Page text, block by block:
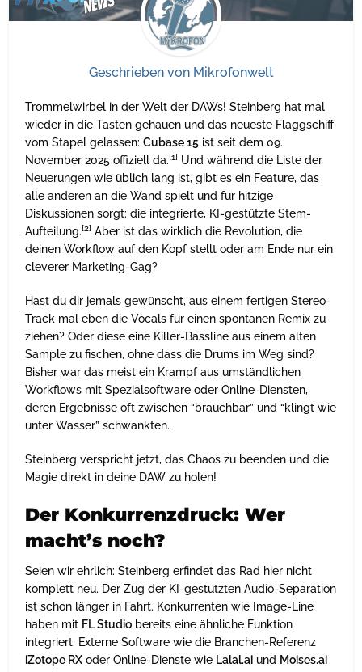
Geschrieben von Mikrofonwelt
Trommelwirbel in der Welt der DAWs! Steinberg hat mal
wieder in die Tasten gehauen und das neueste Flaggschiff
vom Stapel gelassen:Cubase 15 ist seit dem 09.
November 2025 offiziell da.[1] Und während die Liste der
Neuerungen wie üblich lang ist, gibt es ein Feature, das
alle anderen an die Wand spielt und für hitzige
Diskussionen sorgt: die integrierte, KI-gestützte Stem-
Aufteilung.[2] Aber ist das wirklich die Revolution, die
deinen Workflow auf den Kopf stellt oder am Ende nur ein
cleverer Marketing-Gag?
Hast du dir jemals gewünscht, aus einem fertigen Stereo-
Track mal eben die Vocals für einen spontanen Remix zu
ziehen? Oder diese eine Killer-Bassline aus einem alten
Sample zu fischen, ohne dass die Drums im Weg sind?
Bisher war das meist ein Krampf aus umständlichen
Workflows mit Spezialsoftware oder Online-Diensten,
deren Ergebnisse oft zwischen “brauchbar” und “klingt wie
unter Wasser” schwankten.
Steinberg verspricht jetzt, das Chaos zu beenden und die
Magie direkt in deine DAW zu holen!
Der Konkurrenzdruck: Wer
macht’s noch?
Seien wir ehrlich: Steinberg erfindet das Rad hier nicht
komplett neu. Der Zug der KI-gestützten Audio-Separation
ist schon länger in Fahrt. Konkurrenten wie Image-Line
haben mit FL Studio bereits eine ähnliche Funktion
integriert. Externe Software wie die Branchen-Referenz
iZotope RX oder Online-Dienste wie Lalal.ai und Moises.ai